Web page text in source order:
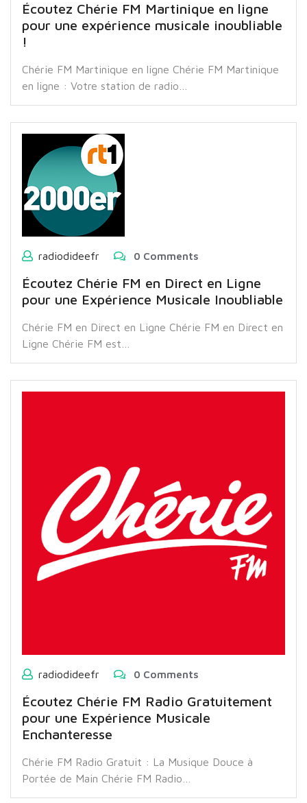
Écoutez Chérie FM Martinique en ligne
pour une expérience musicale inoubliable
!
Chérie FM Martinique en ligne Chérie FM Martinique
en ligne : Votre station de radio…
radiodideefr 0 Comments
Écoutez Chérie FM en Direct en Ligne
pour une Expérience Musicale Inoubliable
Chérie FM en Direct en Ligne Chérie FM en Direct en
Ligne Chérie FM est…
radiodideefr 0 Comments
Écoutez Chérie FM Radio Gratuitement
pour une Expérience Musicale
Enchanteresse
Chérie FM Radio Gratuit : La Musique Douce à
Portée de Main Chérie FM Radio…